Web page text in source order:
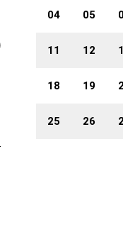
04 05
11 12
18 19
25 26